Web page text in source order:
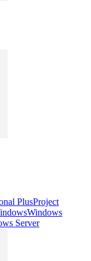
PlusProject
Windows
Server